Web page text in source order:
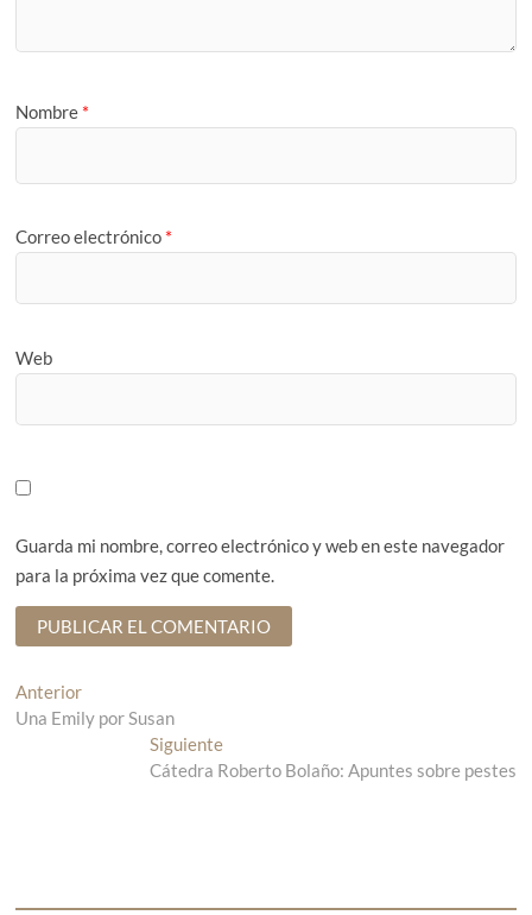
Nombre *
Correo electrónico *
Web
Guarda mi nombre, correo electrónico y web en este navegador
para la próxima vez que comente.
N
a
Anterior
n
Una Emily por Susan
SiguienteE
n
Cátedra Roberto Bolaño: Apuntes sobre pestes